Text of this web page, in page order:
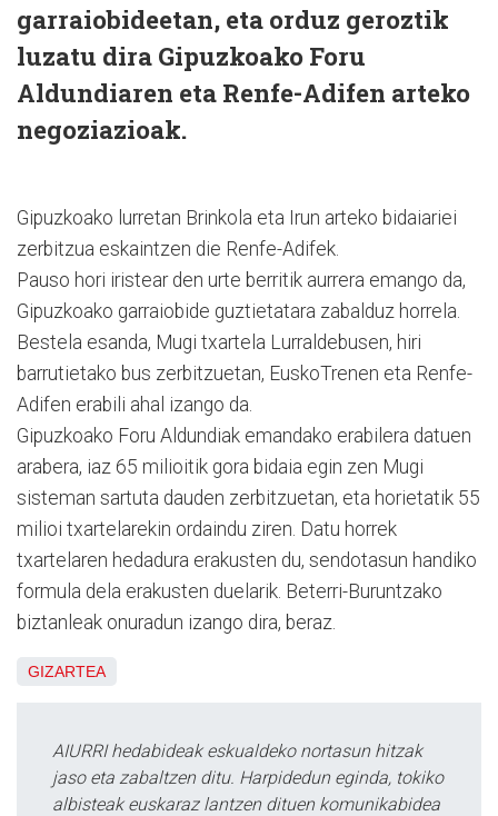
garraiobideetan, eta orduz geroztik
luzatu dira Gipuzkoako Foru
Aldundiaren eta Renfe-Adifen arteko
negoziazioak.
Gipuzkoako lurretan Brinkola eta Irun arteko bidaiariei
zerbitzua eskaintzen die Renfe-Adifek.
Pauso hori iristear den urte berritik aurrera emango da,
Gipuzkoako garraiobide guztietatara zabalduz horrela.
Bestela esanda, Mugi txartela Lurraldebusen, hiri
barrutietako bus zerbitzuetan, EuskoTrenen eta Renfe-
Adifen erabili ahal izango da.
Gipuzkoako Foru Aldundiak emandako erabilera datuen
arabera, iaz 65 milioitik gora bidaia egin zen Mugi
sisteman sartuta dauden zerbitzuetan, eta horietatik 55
milioi txartelarekin ordaindu ziren. Datu horrek
txartelaren hedadura erakusten du, sendotasun handiko
formula dela erakusten duelarik. Beterri-Buruntzako
biztanleak onuradun izango dira, beraz.
GIZARTEA
AIURRI hedabideak eskualdeko nortasun hitzak
jaso eta zabaltzen ditu. Harpidedun eginda, tokiko
albisteak euskaraz lantzen dituen komunikabidea